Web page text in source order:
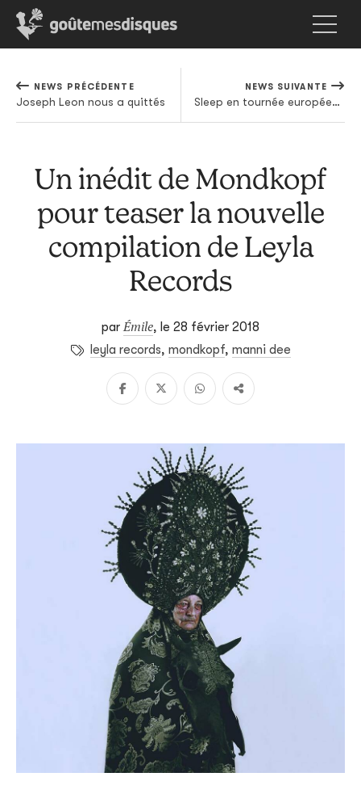
NEWS PRÉCÉDENTE
Joseph Leon nous a quittés
NEWS SUIVANTE
Sleep en tournée européenne au printemps
Un inédit de Mondkopf
pour teaser la nouvelle
compilation de Leyla
Records
parÉmile, le 28 février 2018
leyla records, mondkopf, manni dee